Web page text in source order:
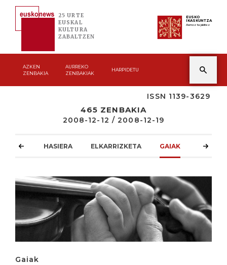
25 URTE
EUSKAL
KULTURA
ZABALTZEN
EUSKO
IKASKUNTZA
Asmoz ta jakitez
AZKEN
ZENBAKIA
AURREKO
ZENBAKIAK
HARPIDETU
ISSN 1139-3629
465 ZENBAKIA
2008-12-12 / 2008-12-19
HASIERA ELKARRIZKETA GAIAK
Gaiak